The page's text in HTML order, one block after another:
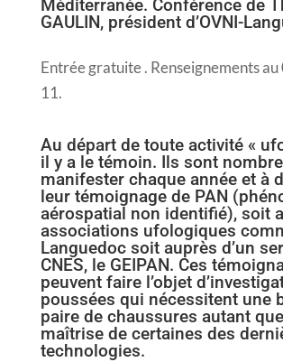
Méditerranée. Conférence de
GAULIN, président d’OVNI-
Entrée gratuite . Renseignements
11.
Au départ de toute activité «
il y a le témoin. Ils sont
manifester chaque année et à
leur témoignage de PAN
aérospatial non identifié), soit
associations ufologiques
Languedoc soit auprès d’un
CNES, le GEIPAN. Ces
peuvent faire l’objet
poussées qui nécessitent une
paire de chaussures autant
maîtrise de certaines des
technologies.